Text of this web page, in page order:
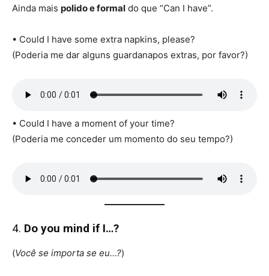
Ainda mais polido e formal do que “Can I have”.
• Could I have some extra napkins, please?
(Poderia me dar alguns guardanapos extras, por favor?)
• Could I have a moment of your time?
(Poderia me conceder um momento do seu tempo?)
4. Do you mind if I…?
(Você se importa se eu…?)